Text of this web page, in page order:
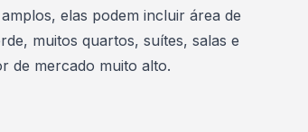
elas podem incluir área de
muitos quartos, suítes, salas e
de mercado muito alto.